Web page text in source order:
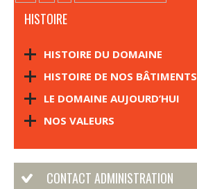
HISTOIRE
HISTOIRE DU DOMAINE
HISTOIRE DE NOS BÂTIMENTS
LE DOMAINE AUJOURD’HUI
NOS VALEURS
CONTACT ADMINISTRATION